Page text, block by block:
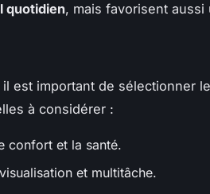
quotidien, mais favorisent aussi
il est important de sélectionner
à considérer :
confort et la santé.
et multitâche.